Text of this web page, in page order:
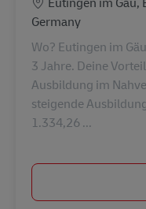
Germany
Wo? Eutingen im
3 Jahre. Deine
Ausbildung im
steigende
1.334,26 ...